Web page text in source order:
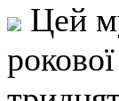
Цей